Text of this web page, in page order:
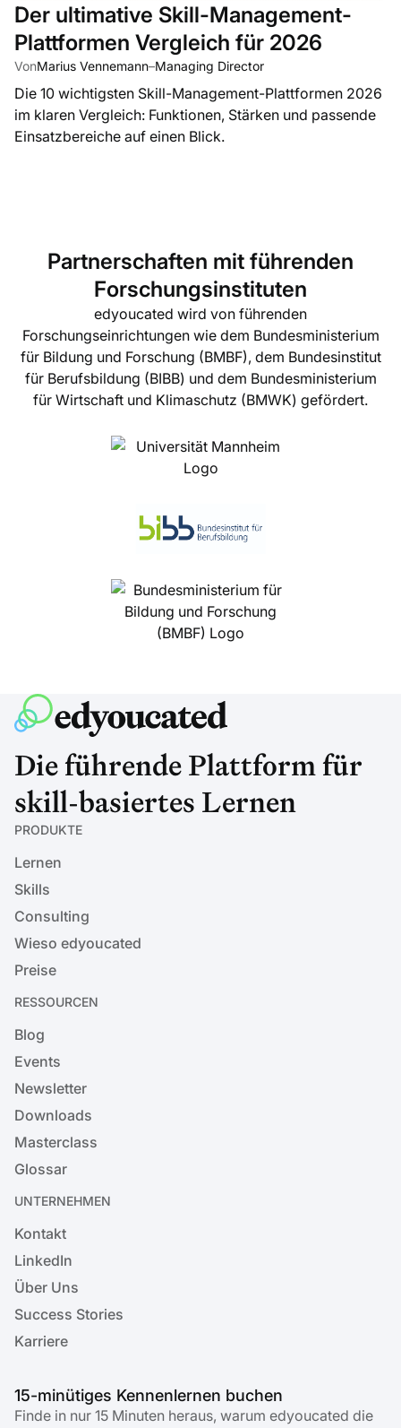
Der ultimative Skill-Management-
Plattformen Vergleich für 2026
VonMarius Vennemann–Managing Director
Die 10 wichtigsten Skill-Management-Plattformen 2026
im klaren Vergleich: Funktionen, Stärken und passende
Einsatzbereiche auf einen Blick.
Partnerschaften mit führenden
Forschungsinstituten
edyoucated wird von führenden
Forschungseinrichtungen wie dem Bundesministerium
für Bildung und Forschung (BMBF), dem Bundesinstitut
für Berufsbildung (BIBB) und dem Bundesministerium
für Wirtschaft und Klimaschutz (BMWK) gefördert.
15-minütiges Kennenlernen buchen
Finde in nur 15 Minuten heraus, warum edyoucated die
Die führende Plattform für
skill-basiertes Lernen
PRODUKTE
Lernen
Skills
Consulting
Wieso edyoucated
Preise
RESSOURCEN
Blog
Events
Newsletter
Downloads
Masterclass
Glossar
UNTERNEHMEN
Kontakt
LinkedIn
Über Uns
Success Stories
Karriere